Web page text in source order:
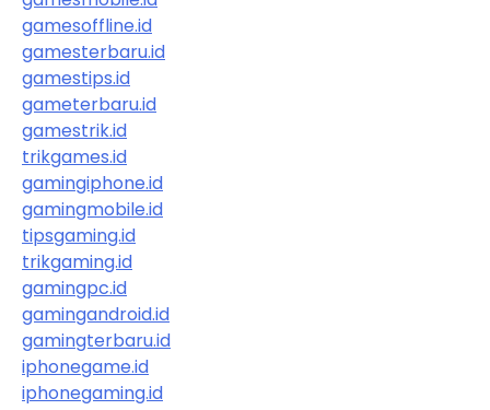
gamesoffline.id
gamesterbaru.id
gamestips.id
gameterbaru.id
gamestrik.id
trikgames.id
gamingiphone.id
gamingmobile.id
tipsgaming.id
trikgaming.id
gamingpc.id
gamingandroid.id
gamingterbaru.id
iphonegame.id
iphonegaming.id